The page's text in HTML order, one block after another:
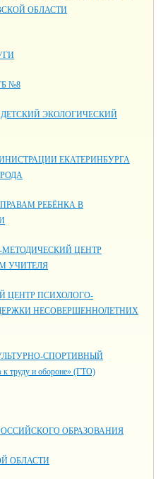
ОБЛАСТИ
№8
ЭКОЛОГИЧЕСКИЙ
ЕКАТЕРИНБУРГА
РЕБЁНКА В
ЦЕНТР
УЧИТЕЛЯ
ЦЕНТР ПСИХОЛОГО-
НЕСОВЕРШЕННОЛЕТНИХ
СПОРТИВНЫЙ
и обороне» (ГТО)
ОБРАЗОВАНИЯ
ОБЛАСТИ